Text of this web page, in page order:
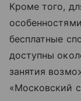
Кроме того,
бесплатные
доступны
занятия
«Московский